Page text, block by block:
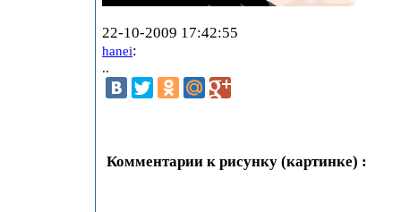
22-10-2009 17:42:55
hanei:
..
Комментарии к рисунку (картинке) :